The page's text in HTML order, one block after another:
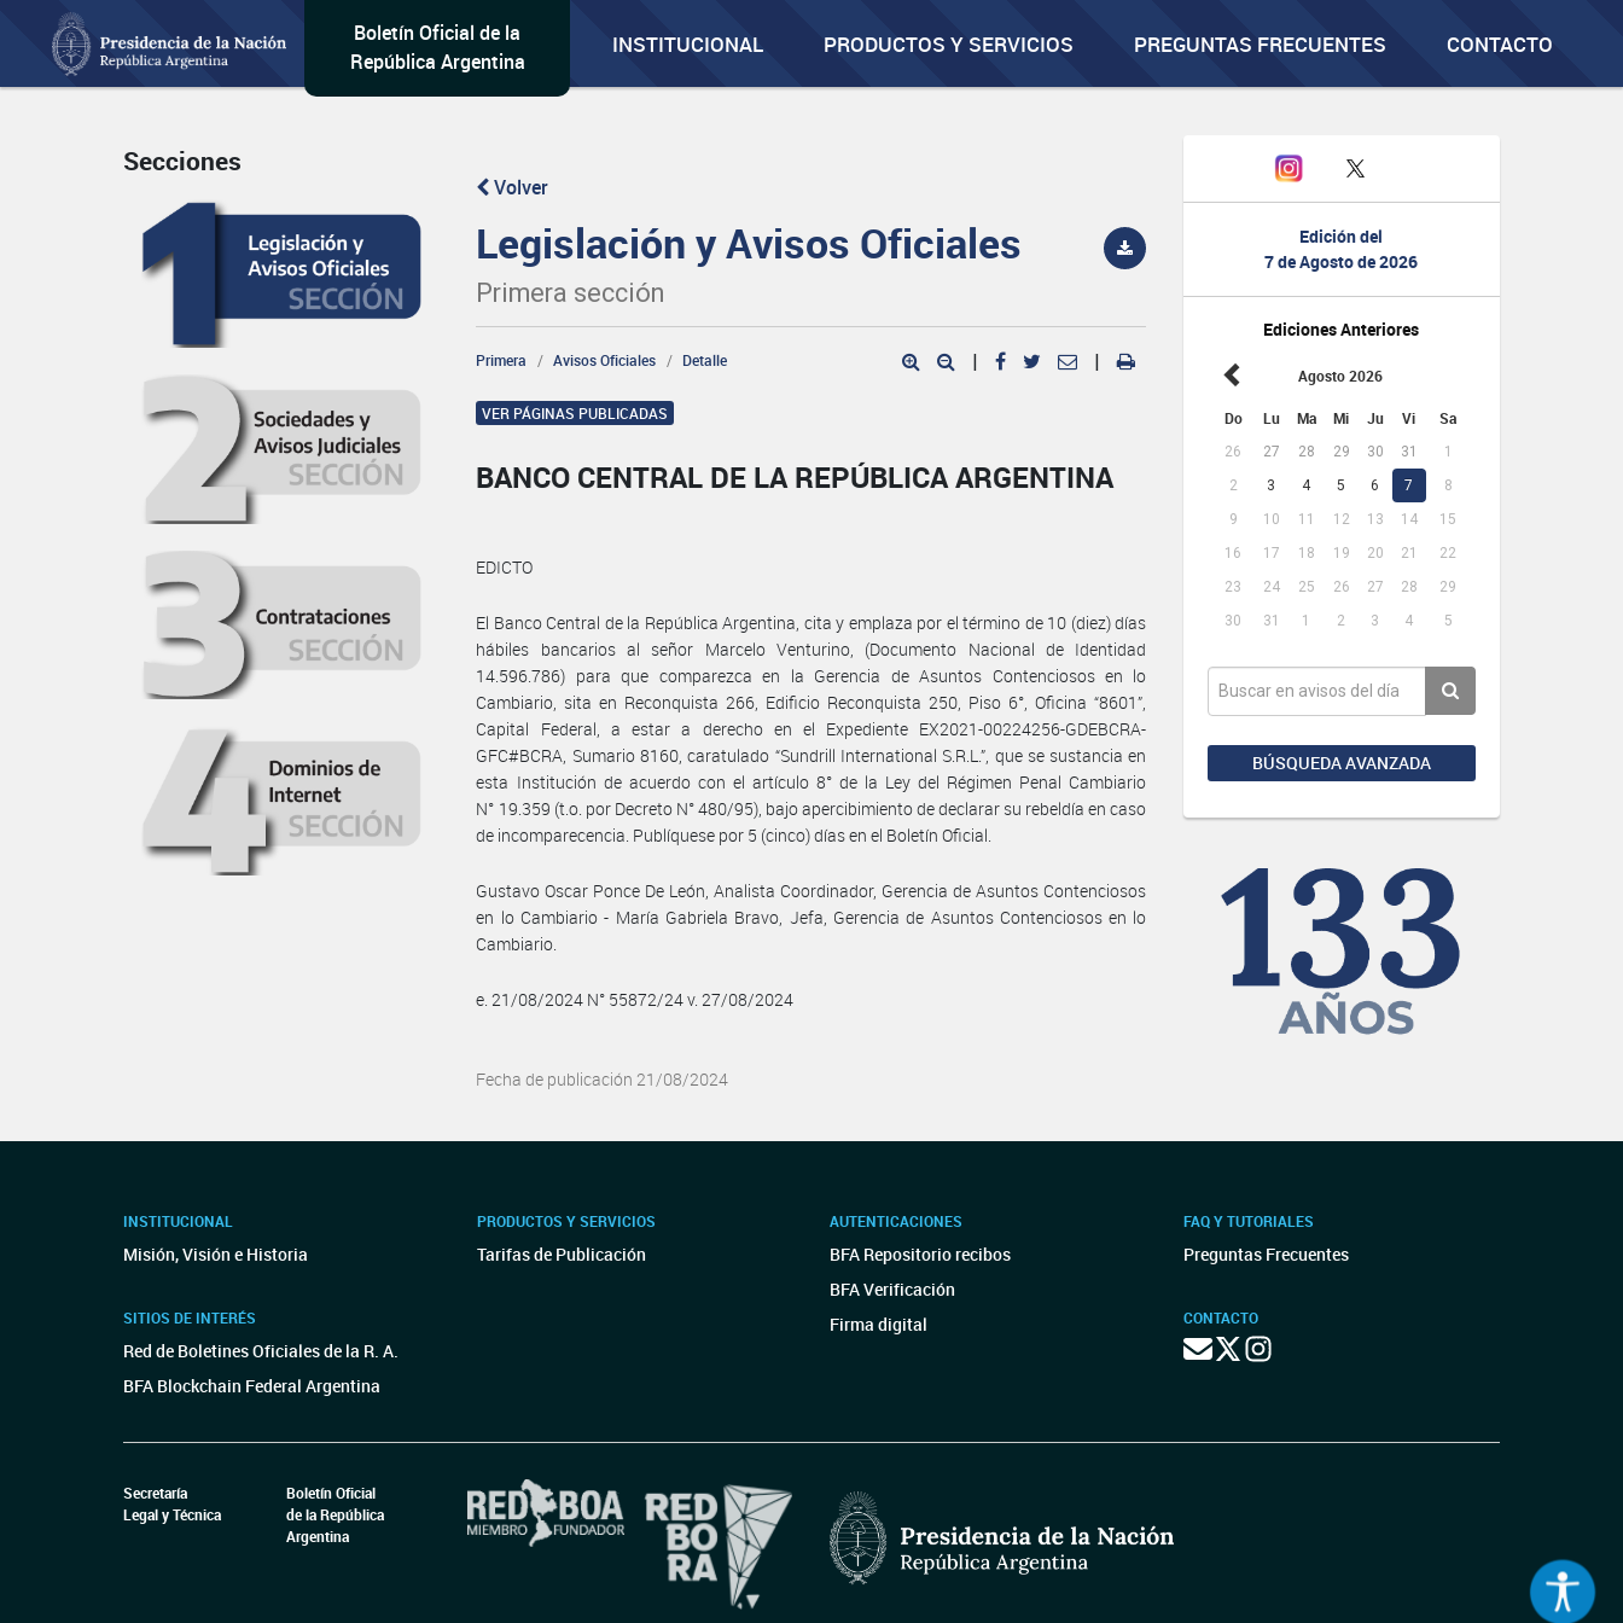
Boletín Oficial de la
República Argentina
INSTITUCIONAL PRODUCTOS Y SERVICIOS PREGUNTAS FRECUENTES CONTACTO
Edición del
7 de Agosto de 2026
Ediciones Anteriores
Agosto 2026
Do Lu Ma Mi Ju Vi Sa
26 27 28 29 30 31
1
2
3 4 5 6 7
8
9
10 11 12 13 14
15
16
17 18 19 20 21
22
23
24 25 26 27 28
29
30
31 1 2 3 4 5
BÚSQUEDA AVANZADA
Secciones
Volver
Legislación y Avisos Oficiales
Primera sección
Primera Avisos Oficiales Detalle | |
VER PÁGINAS PUBLICADAS
BANCO CENTRAL DE LA REPÚBLICA ARGENTINA
EDICTO
El Banco Central de la República Argentina, cita y emplaza por el término de 10 (diez) días
hábiles bancarios al señor Marcelo Venturino, (Documento Nacional de Identidad
14.596.786) para que comparezca en la Gerencia de Asuntos Contenciosos en lo
Cambiario, sita en Reconquista 266, Edificio Reconquista 250, Piso 6°, Oficina “8601”,
Capital Federal, a estar a derecho en el Expediente EX2021-00224256-GDEBCRA-
GFC#BCRA, Sumario 8160, caratulado “Sundrill International S.R.L.”, que se sustancia en
esta Institución de acuerdo con el artículo 8° de la Ley del Régimen Penal Cambiario
N° 19.359 (t.o. por Decreto N° 480/95), bajo apercibimiento de declarar su rebeldía en caso
de incomparecencia. Publíquese por 5 (cinco) días en el Boletín Oficial.
Gustavo Oscar Ponce De León, Analista Coordinador, Gerencia de Asuntos Contenciosos
en lo Cambiario - María Gabriela Bravo, Jefa, Gerencia de Asuntos Contenciosos en lo
Cambiario.
e. 21/08/2024 N° 55872/24 v. 27/08/2024
Fecha de publicación 21/08/2024
INSTITUCIONAL
Misión, Visión e Historia
SITIOS DE INTERÉS
Red de Boletines Oficiales de la R. A.
BFA Blockchain Federal Argentina
PRODUCTOS Y SERVICIOS
Tarifas de Publicación
AUTENTICACIONES
BFA Repositorio recibos
BFA Verificación
Firma digital
FAQ Y TUTORIALES
Preguntas Frecuentes
CONTACTO
Secretaría
Legal y Técnica
Boletín Oficial
de la República
Argentina